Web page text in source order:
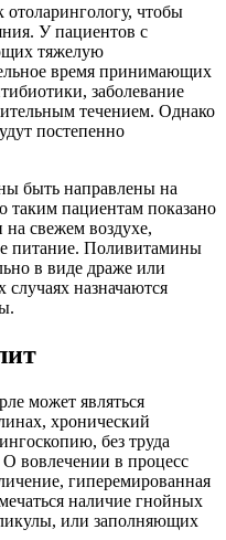
отоларингологу, чтобы
У пациентов с
тяжелую
время принимающих
заболевание
течением. Однако
постепенно
быть направлены на
таким пациентам показано
свежем воздухе,
питание. Поливитамины
в виде драже или
назначаются
может являться
хронический
без труда
вовлечении в процесс
гиперемированная
наличие гнойных
или заполняющих